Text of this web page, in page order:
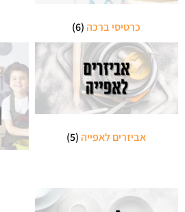
כרטיסי ברכה(6)
אביזרים לאפייה(5)